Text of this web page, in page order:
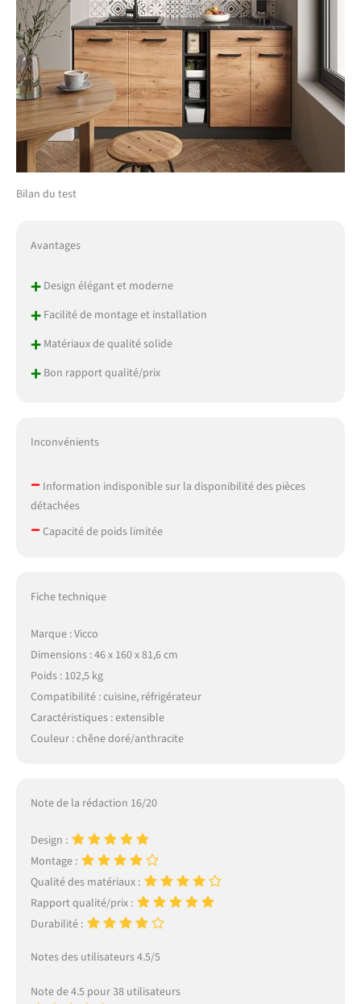
Bilan du test
Avantages
+Design élégant et moderne
+Facilité de montage et installation
+Matériaux de qualité solide
+Bon rapport qualité/prix
Inconvénients
– Information indisponible sur la disponibilité des pièces
détachées
– Capacité de poids limitée
Fiche technique
Marque : Vicco
Dimensions : 46 x 160 x 81,6 cm
Poids : 102,5 kg
Compatibilité : cuisine, réfrigérateur
Caractéristiques : extensible
Couleur : chêne doré/anthracite
Note de la rédaction 16/20
Design :
Montage :
Qualité des matériaux :
Rapport qualité/prix :
Durabilité :
Notes des utilisateurs 4.5/5
Note de 4.5 pour 38 utilisateurs